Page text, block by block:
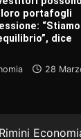
portafogli
“Stiamo
dice
28
Giugno 2025